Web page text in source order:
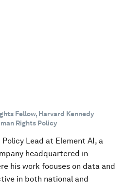
Fellow, Harvard Kennedy
Rights Policy
Lead at Element AI, a
headquartered in
his work focuses on data and
in both national and